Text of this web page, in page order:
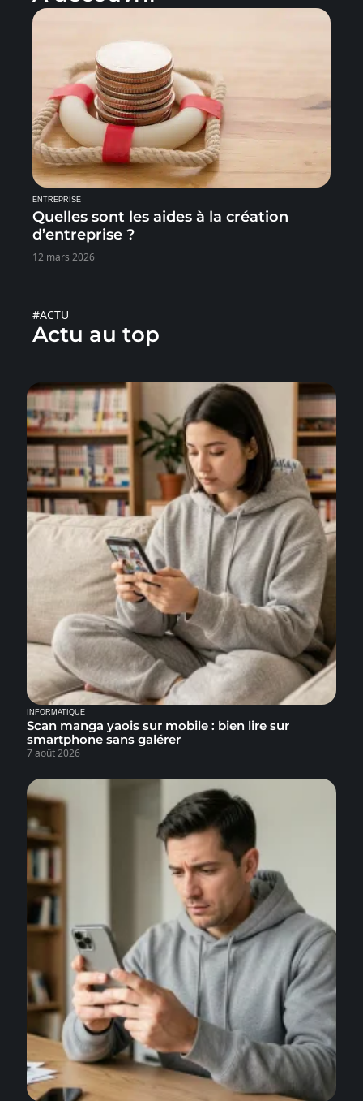
ENTREPRISE
Quelles sont les aides à la création
d’entreprise ?
12 mars 2026
#ACTU
Actu au top
INFORMATIQUE
Scan manga yaois sur mobile : bien lire sur
smartphone sans galérer
7 août 2026